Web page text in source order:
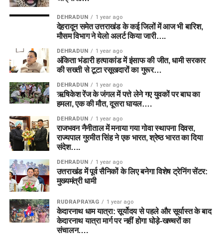
DEHRADUN 1 year ago
देहरादून समेत उत्तराखंड के कई जिलों में आज भी बारिश,
मौसम विभाग ने येलो अलर्ट किया जारी….
DEHRADUN 1 year ago
अंकिता भंडारी हत्याकांड में इंसाफ की जीत, धामी सरकार
की सख्ती से टूटा रसूखदारों का गुरूर…
DEHRADUN 1 year ago
ऋषिकेश रेंज के जंगल में पत्ते लेने गए युवकों पर बाघ का
हमला, एक की मौत, दूसरा घायल….
DEHRADUN 1 year ago
राजभवन नैनीताल में मनाया गया गोवा स्थापना दिवस,
राज्यपाल गुरमीत सिंह ने एक भारत, श्रेष्ठ भारत का दिया
संदेश….
DEHRADUN 1 year ago
उत्तराखंड में पूर्व सैनिकों के लिए बनेगा विशेष ट्रेनिंग सेंटर:
मुख्यमंत्री धामी
RUDRAPRAYAG 1 year ago
केदारनाथ धाम यात्रा: सूर्योदय से पहले और सूर्यास्त के बाद
केदारनाथ यात्रा मार्ग पर नहीं होगा घोड़े-खच्चरों का
संचालन….